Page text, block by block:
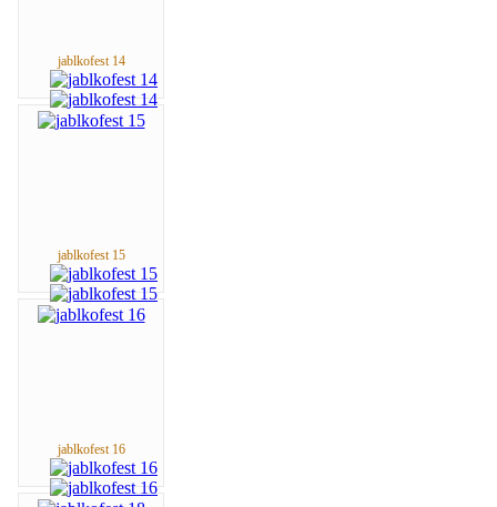
jablkofest 14
jablkofest 15
jablkofest 16